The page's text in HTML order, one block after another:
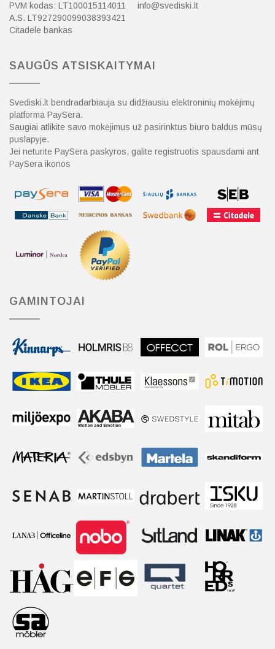
PVM kodas: LT100015114011
A.S. LT927290099038393421
Citadele bankas
info@svediski.lt
SAUGŪS ATSISKAITYMAI
Svediski.lt bendradarbiauja su didžiausiu elektroninių mokėjimų
platforma PaySera.
Saugiai atlikite savo mokėjimus už pasirinktus biuro baldus mūsų
puslapyje.
Jei neturite PaySera paskyros, galite registruotis spausdami ant
PaySera ikonos
GAMINTOJAI